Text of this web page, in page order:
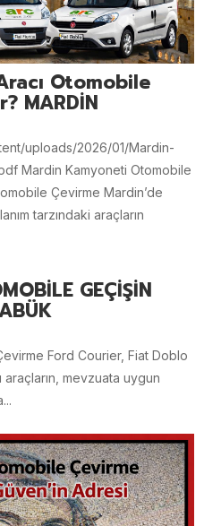
Otomobile
MARDİN
uploads/2026/01/Mardin-
Mardin Kamyoneti Otomobile
Çevirme Mardin’de
tarzındaki araçların
GEÇİŞİN
Ford Courier, Fiat Doblo
mevzuata uygun